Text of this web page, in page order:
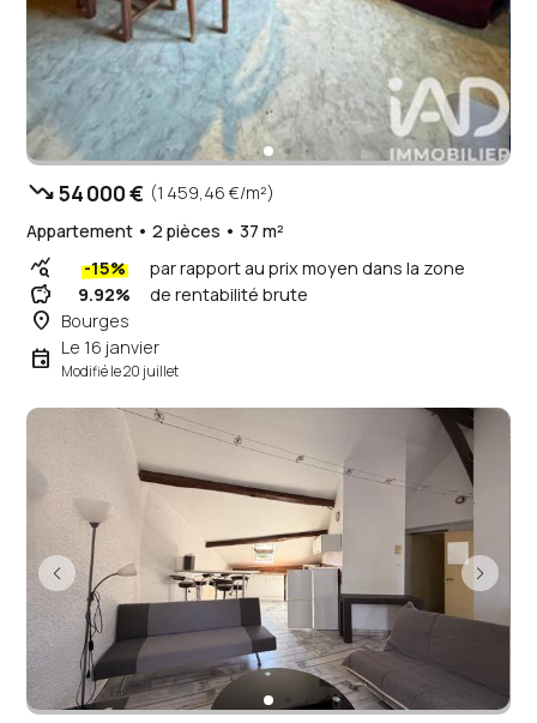
trending_down54 000 € (1 459,46 €/m²)
Appartement • 2 pièces • 37 m²
query_stats -15% par rapport au prix moyen dans la zone
savings 9.92% de rentabilité brute
place Bourges
event Le 16 janvier
Modifié le 20 juillet